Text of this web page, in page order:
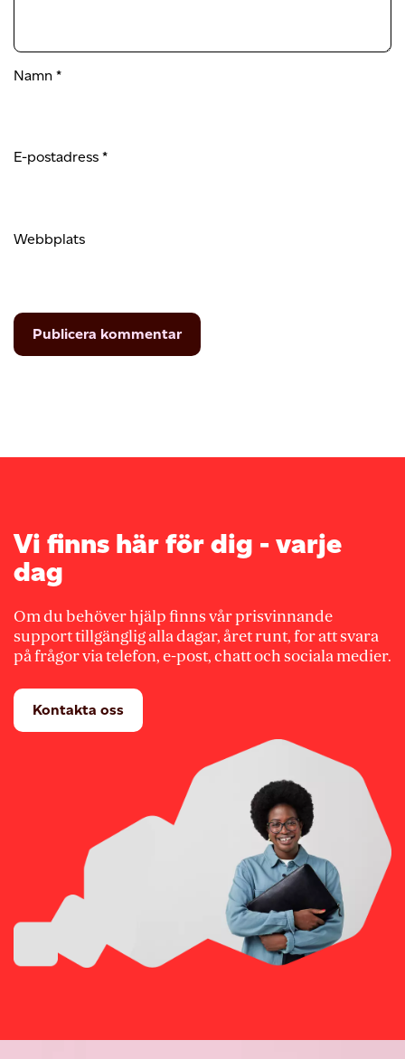
Namn *
E-postadress *
Webbplats
Vi finns här för dig - varje
dag
Om du behöver hjälp finns vår prisvinnande
support tillgänglig alla dagar, året runt, for att svara
på frågor via telefon, e-post, chatt och sociala medier.
Kontakta oss